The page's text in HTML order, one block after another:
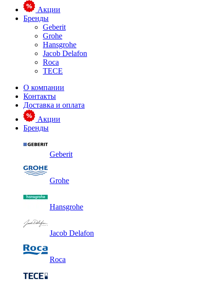
Акции
Бренды
Geberit
Grohe
Hansgrohe
Jacob Delafon
Roca
TECE
О компании
Контакты
Доставка и оплата
Акции
Бренды
Geberit
Grohe
Hansgrohe
Jacob Delafon
Roca